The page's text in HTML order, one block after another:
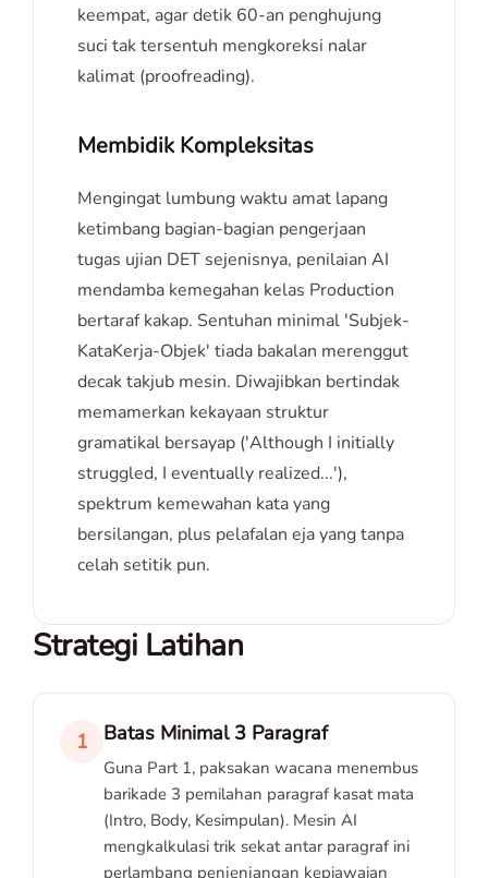
keempat, agar detik 60-an penghujung
suci tak tersentuh mengkoreksi nalar
kalimat (proofreading).
Membidik Kompleksitas
Mengingat lumbung waktu amat lapang
ketimbang bagian-bagian pengerjaan
tugas ujian DET sejenisnya, penilaian AI
mendamba kemegahan kelas Production
bertaraf kakap. Sentuhan minimal 'Subjek-
KataKerja-Objek' tiada bakalan merenggut
decak takjub mesin. Diwajibkan bertindak
memamerkan kekayaan struktur
gramatikal bersayap ('Although I initially
struggled, I eventually realized...'),
spektrum kemewahan kata yang
bersilangan, plus pelafalan eja yang tanpa
celah setitik pun.
Strategi Latihan
1 Batas Minimal 3 Paragraf
Guna Part 1, paksakan wacana menembus
barikade 3 pemilahan paragraf kasat mata
(Intro, Body, Kesimpulan). Mesin AI
mengkalkulasi trik sekat antar paragraf ini
perlambang penjenjangan kepiawaian